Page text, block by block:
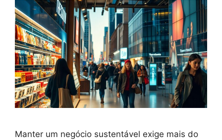
Manter um negócio sustentável exige mais do